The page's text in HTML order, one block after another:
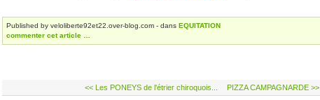
Published by veloliberte92et22.over-blog.com - dans EQUITATION
commenter cet article
<< Les PONEYS de l'étrier chiroquois... PIZZA CAMPAGNARDE >>